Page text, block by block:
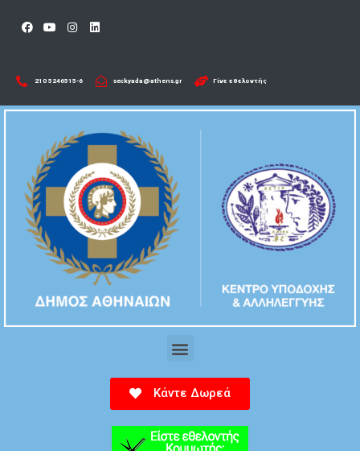
210 5246515-6​ seckyada@athens.gr Γίνε εθελοντής
Κάντε Δωρεά